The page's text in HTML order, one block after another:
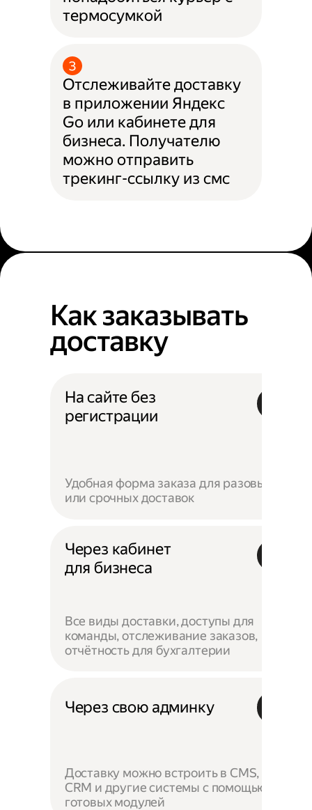
термосумкой
Отслеживайте доставку
в приложении Яндекс
Go или кабинете для
бизнеса. Получателю
можно отправить
трекинг-ссылку из смс
Как заказывать
доставку
На сайте без
регистрации
Удобная форма заказа для разовых
или срочных доставок
Через кабинет
для бизнеса
Все виды доставки, доступы для
команды, отслеживание заказов,
отчётность для бухгалтерии
Через свою админку
Доставку можно встроить в CMS,
CRM и другие системы с помощью
готовых модулей